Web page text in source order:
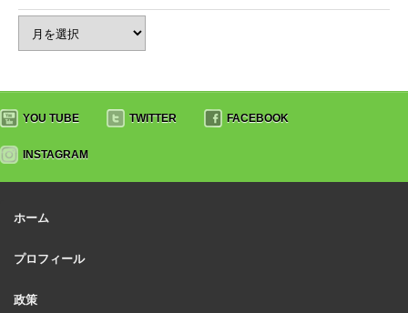
YOU TUBE TWITTER FACEBOOK
INSTAGRAM
ホーム
プロフィール
政策